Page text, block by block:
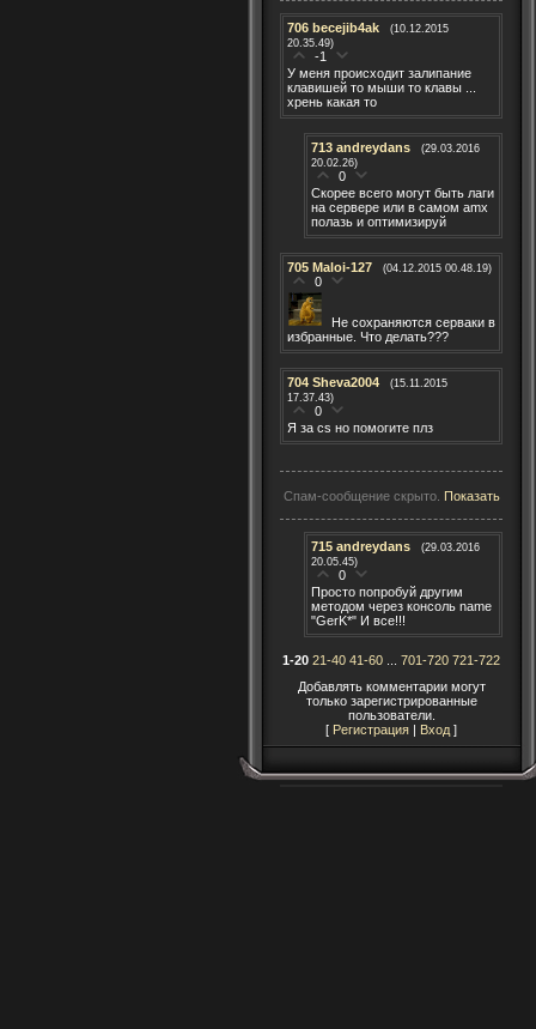
706 becejib4ak
(10.12.2015
20.35.49)
-1
У меня происходит залипание
клавишей то мыши то клавы ...
хрень какая то
713 andreydans
(29.03.2016
20.02.26)
0
Скорее всего могут быть лаги
на сервере или в самом amx
полазь и оптимизируй
705 Maloi-127 (04.12.2015 00.48.19)
0
Не сохраняются серваки в
избранные. Что делать???
704 Sheva2004
(15.11.2015
17.37.43)
0
Я за cs но помогите плз
Спам-сообщение скрыто. Показать
715 andreydans
(29.03.2016
20.05.45)
0
Просто попробуй другим
методом через консоль name
"GerK*" И все!!!
1-20 21-40 41-60 701-720 721-722
Добавлять комментарии могут
только зарегистрированные
пользователи.
[ Регистрация | Вход ]